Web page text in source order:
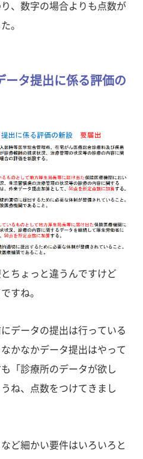
、数字の場合よりも点数が
。
ータ提出に係る評価の
ちょっと違うんですけど
すね。
データの提出は行っている
かなかデータ提出はやって
「診療所のデータが欲し
ね、点数をつけてきまし
ど細かい要件はいろいろと